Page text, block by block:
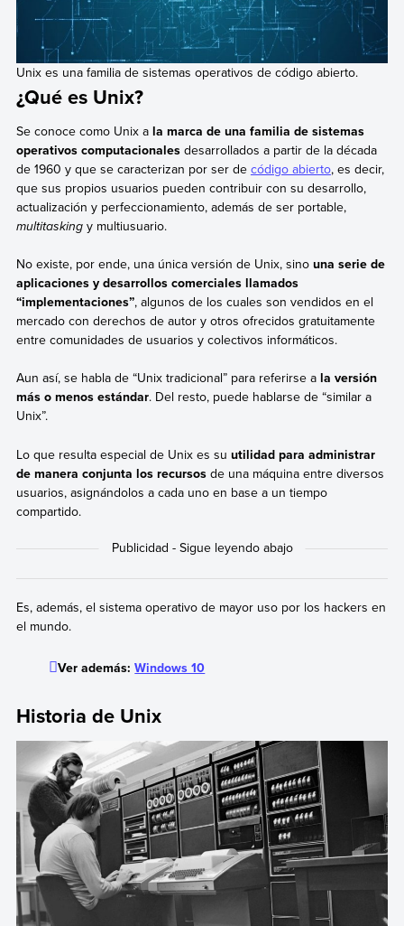
Unix es una familia de sistemas operativos de código abierto.
¿Qué es Unix?
Se conoce como Unix a la marca de una familia de sistemas
operativos computacionalesdesarrollados a partir de la década
de 1960 y que se caracterizan por ser de código abierto, es decir,
que sus propios usuarios pueden contribuir con su desarrollo,
actualización y perfeccionamiento, además de ser portable,
multitaskingy multiusuario.
No existe, por ende, una única versión de Unix, sino una serie de
aplicaciones y desarrollos comerciales llamados
“implementaciones”, algunos de los cuales son vendidos en el
mercado con derechos de autor y otros ofrecidos gratuitamente
entre comunidades de usuarios y colectivos informáticos.
Aun así, se habla de “Unix tradicional” para referirse ala versión
más o menos estándar. Del resto, puede hablarse de “similar a
Unix”.
Lo que resulta especial de Unix es su utilidad para administrar
de manera conjunta los recursosde una máquina entre diversos
usuarios, asignándolos a cada uno en base a un tiempo
compartido.
Es, además, el sistema operativo de mayor uso por los hackers en
el mundo.
Ver además:Windows 10
Historia de Unix